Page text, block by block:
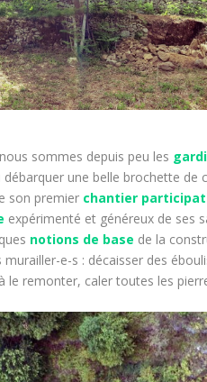
sommes depuis peu les
une belle brochette
son premier chantier
expérimenté et généreux de ses
notions de base de la
e-s : décaisser des
le remonter, caler toutes les